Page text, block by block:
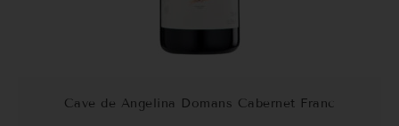
Cave de Angelina Domans Cabernet Franc